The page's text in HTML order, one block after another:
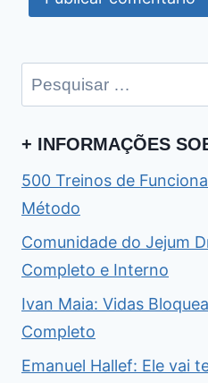
Pesquisar
por:
+ INFORMAÇÕES
500 Treinos de
Método
Comunidade do Jejum
Completo e Interno
Ivan Maia: Vidas
Completo
Emanuel Hallef: Ele vai